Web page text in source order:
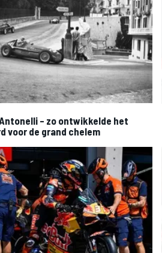
– zo ontwikkelde het
voor de grand chelem